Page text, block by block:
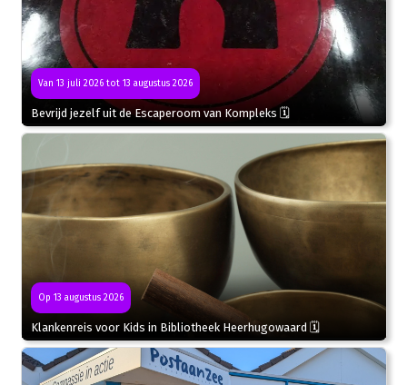
Van 13 juli 2026 tot 13 augustus 2026
Bevrijd jezelf uit de Escaperoom van Kompleks 🗓
Op 13 augustus 2026
Klankenreis voor Kids in Bibliotheek Heerhugowaard 🗓